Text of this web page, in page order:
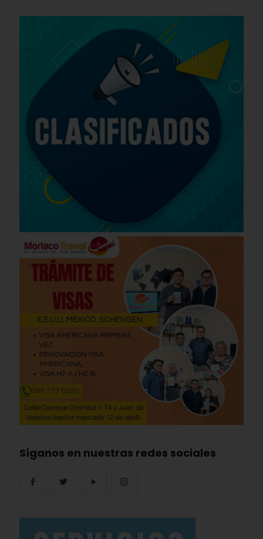
Síganos en nuestras redes sociales